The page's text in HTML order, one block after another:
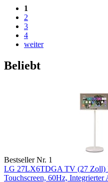
1
2
3
4
weiter
Beliebt
Bestseller Nr. 1
LG 27LX6TDGA TV (27 Zoll)
Touchscreen, 60Hz,